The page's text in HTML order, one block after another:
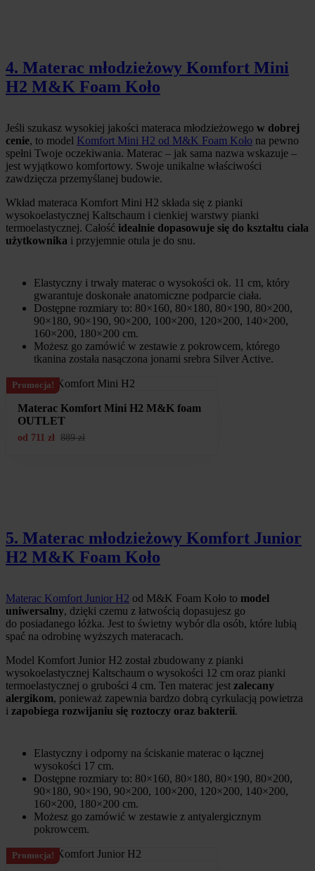
4. Materac młodzieżowy Komfort Mini
H2 M&K Foam Koło
Jeśli szukasz wysokiej jakości materaca młodzieżowego w dobrej
cenie, to model Komfort Mini H2 od M&K Foam Koło na pewno
spełni Twoje oczekiwania. Materac – jak sama nazwa wskazuje –
jest wyjątkowo komfortowy. Swoje unikalne właściwości
zawdzięcza przemyślanej budowie.
Wkład materaca Komfort Mini H2 składa się z pianki
wysokoelastycznej Kaltschaum i cienkiej warstwy pianki
termoelastycznej. Całość idealnie dopasowuje się do kształtu ciała
użytkownika i przyjemnie otula je do snu.
Elastyczny i trwały materac o wysokości ok. 11 cm, który
gwarantuje doskonałe anatomiczne podparcie ciała.
Dostępne rozmiary to: 80×160, 80×180, 80×190, 80×200,
90×180, 90×190, 90×200, 100×200, 120×200, 140×200,
160×200, 180×200 cm.
Możesz go zamówić w zestawie z pokrowcem, którego
tkanina została nasączona jonami srebra Silver Active.
Promocja!
Materac Komfort Mini H2 M&K foam
OUTLET
od 711 zł 889zł
5. Materac młodzieżowy Komfort Junior
H2 M&K Foam Koło
Materac Komfort Junior H2 od M&K Foam Koło to model
uniwersalny, dzięki czemu z łatwością dopasujesz go
do posiadanego łóżka. Jest to świetny wybór dla osób, które lubią
spać na odrobinę wyższych materacach.
Model Komfort Junior H2 został zbudowany z pianki
wysokoelastycznej Kaltschaum o wysokości 12 cm oraz pianki
termoelastycznej o grubości 4 cm. Ten materac jest zalecany
alergikom, ponieważ zapewnia bardzo dobrą cyrkulacją powietrza
i zapobiega rozwijaniu się roztoczy oraz bakterii.
Elastyczny i odporny na ściskanie materac o łącznej
wysokości 17 cm.
Dostępne rozmiary to: 80×160, 80×180, 80×190, 80×200,
90×180, 90×190, 90×200, 100×200, 120×200, 140×200,
160×200, 180×200 cm.
Możesz go zamówić w zestawie z antyalergicznym
pokrowcem.
Promocja!